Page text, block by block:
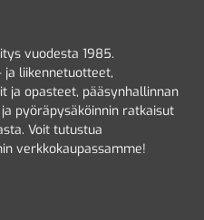
vuodesta 1985.
liikennetuotteet,
ja opasteet, pääsynhallinnan
pyöräpysäköinnin ratkaisut
Voit tutustua
verkkokaupassamme!